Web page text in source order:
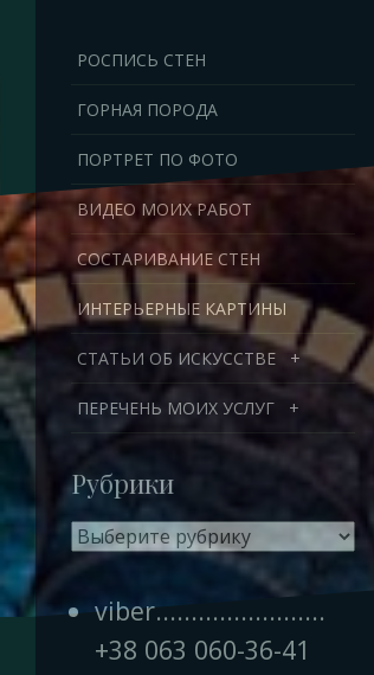
содержимомуРОСПИСЬ СТЕН
ГОРНАЯ ПОРОДА
ПОРТРЕТ ПО ФОТО
ВИДЕО МОИХ РАБОТ
СОСТАРИВАНИЕ СТЕН
ИНТЕРЬЕРНЫЕ КАРТИНЫ
СТАТЬИ ОБ ИСКУССТВЕ +
ПЕРЕЧЕНЬ МОИХ УСЛУГ +
Рубрики
Рубрики
viber........................
+38 063 060-36-41